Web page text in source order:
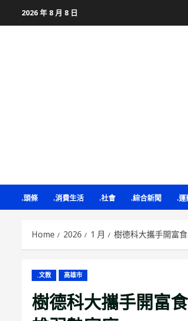
2026 年 8 月 8 日
.頭條 .消費生活 .社會 .綜合新聞 .運
Home 2026 1 月 樹德科大攜手開富
.文教 高雄市
樹德科大攜手開富